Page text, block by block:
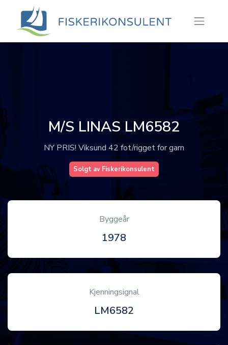
M/S LINAS LM6582
NY PRIS! Viksund 42 fot/rigget for garn
Solgt av Fiskerikonsulent
Byggeår
1978
Kjenningsignal
LM6582